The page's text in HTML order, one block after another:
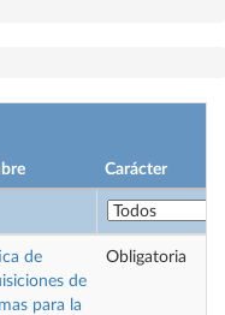
Carácter
de
de
para la
Obligatoria